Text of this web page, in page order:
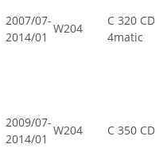
2007/07-
2014/01
W204
C 320 CDI
4matic
2009/07-
2014/01
W204 C 350 CDI